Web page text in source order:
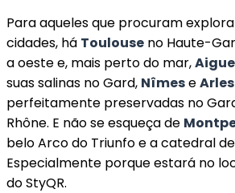
Para aqueles que procuram
cidades, há Toulouse no Haute-
a oeste e, mais perto do mar,
suas salinas no Gard, NîmeseArles
perfeitamente preservadas no
Rhône. E não se esqueça de
belo Arco do Triunfo e a catedral
Especialmente porque estará no
do StyQR.